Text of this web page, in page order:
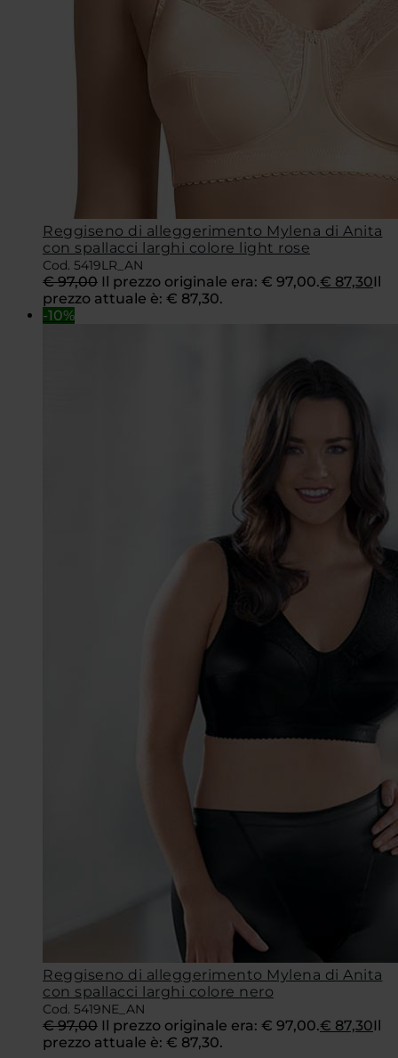
Reggiseno di alleggerimento Mylena di Anita
con spallacci larghi colore light rose
Cod. 5419LR_AN
€97,00 Il prezzo originale era: € 97,00.€ 87,30Il
prezzo attuale è: € 87,30.
-10%
Reggiseno di alleggerimento Mylena di Anita
con spallacci larghi colore nero
Cod. 5419NE_AN
€97,00 Il prezzo originale era: € 97,00.€ 87,30Il
prezzo attuale è: € 87,30.